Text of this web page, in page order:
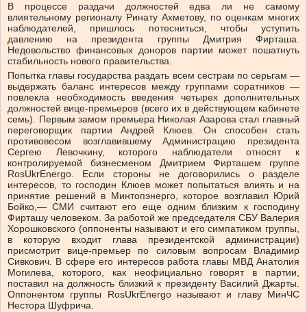
В процессе раздачи должностей едва ли не самому
влиятельному регионалу Ринату Ахметову, по оценкам многих
наблюдателей, пришлось потесниться, чтобы уступить
давлению на президента группы Дмитрия Фирташа.
Недовольство финансовых доноров партии может пошатнуть
стабильность нового правительства.
Попытка главы государства раздать всем сестрам по серьгам —
выдержать баланс интересов между группами соратников —
повлекла необходимость введения четырех дополнительных
должностей вице-премьеров (всего их в действующем кабинете
семь). Первым замом премьера Николая Азарова стал главный
переговорщик партии Андрей Клюев. Он способен стать
противовесом возглавившему Администрацию президента
Сергею Левочкину, которого наблюдатели относят к
контролируемой бизнесменом Дмитрием Фирташем группе
RosUkrEnergo. Если стороны не договорились о разделе
интересов, то господин Клюев может попытаться влиять и на
принятие решений в Минтопэнерго, которое возглавил Юрий
Бойко,— СМИ считают его еще одним близким к господину
Фирташу человеком. За работой же председателя СБУ Валерия
Хорошковского (оппоненты называют и его симпатиком группы,
в которую входит глава президентской администрации)
присмотрит вице-премьер по силовым вопросам Владимир
Сивкович. В сфере его интересов работа главы МВД Анатолия
Могилева, которого, как неофициально говорят в партии,
поставил на должность близкий к президенту Василий Джарты.
Оппонентом группы RosUkrEnergo называют и главу МинЧС
Нестора Шуфрича.